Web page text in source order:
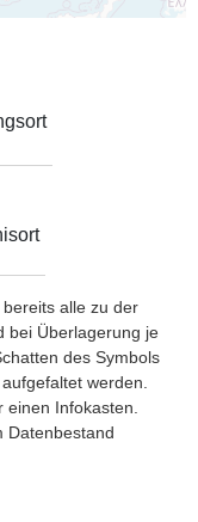
alle zu der
bei Überlagerung je
des Symbols
werden.
Infokasten.
Datenbestand